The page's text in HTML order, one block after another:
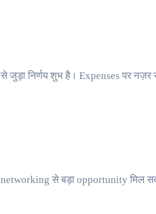
जुड़ा निर्णय शुभ है। Expenses पर
से बड़ा opportunity मिल